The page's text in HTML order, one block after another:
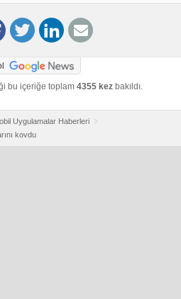
bu içeriğe toplam 4355 kez bakıldı.
Uygulamalar Haberleri
kovdu